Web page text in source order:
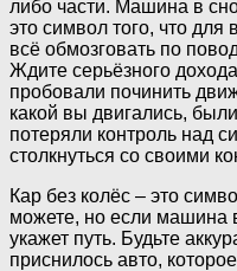
либо части. Машина в
это символ того, что для
всё обмозговать по
Ждите серьёзного
пробовали починить
какой вы двигались,
потеряли контроль над
столкнуться со своими
Кар без колёс – это
можете, но если машина
укажет путь. Будьте
приснилось авто,